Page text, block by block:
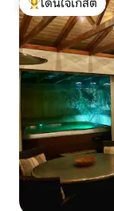
โดนใจเกสต์ที่สุด
โดนใจเกสต์